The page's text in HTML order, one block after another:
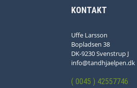
KONTAKT
Uffe Larsson
Bopladsen 38
DK-9230 Svenstrup J
info@tandhjaelpen.dk
( 0045 ) 42557746